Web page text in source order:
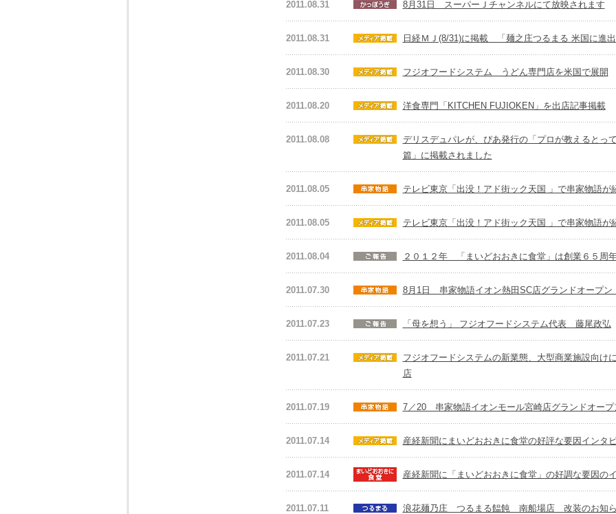
2011.08.31 8月31日 スーパーＪチャンネルにて放映されます
2011.08.31 日経ＭＪ(8/31)に掲載 「麺之庄つるまる 米国に進出
2011.08.30 フジオフードシステム うどん専門店を米国で展開
2011.08.20 洋食専門「KITCHEN FUJIOKEN」を出店記事掲載
2011.08.08
デリスデュパレが、ぴあ発行の「プロが教えるとっ
篇」に掲載されました
2011.08.05 テレビ東京「出没！アド街ック天国 」で串家物語が
2011.08.05 テレビ東京「出没！アド街ック天国 」で串家物語が
2011.08.04 ２０１２年 「まいどおおきに食堂」は創業６５周年
2011.07.30 8月1日 串家物語イオン熱田SC店グランドオープン
2011.07.23 「母を想う」 フジオフードシステム代表 藤尾政弘
2011.07.21
フジオフードシステムの新業態、大型商業施設向け
店
2011.07.19 7／20 串家物語イオンモール宮崎店グランドオープ
2011.07.14 産経新聞にまいどおおきに食堂の好評な要因インタ
2011.07.14 産経新聞に「まいどおおきに食堂」の好調な要因の
2011.07.11 浪花麺乃庄 つるまる饂飩 南船場店 改装のお知